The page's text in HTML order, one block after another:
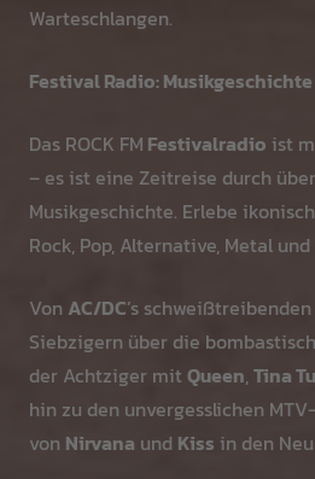
Warteschlangen.
Festival Radio:
Das ROCK FM Festivalradio ist
– es ist eine Zeitreise durch
Musikgeschichte. Erlebe
Rock, Pop, Alternative, Metal
Von AC/DC’s
Siebzigern über die
der Achtziger mit Queen,Tina
hin zu den unvergesslichen
von Nirvana und Kiss in den